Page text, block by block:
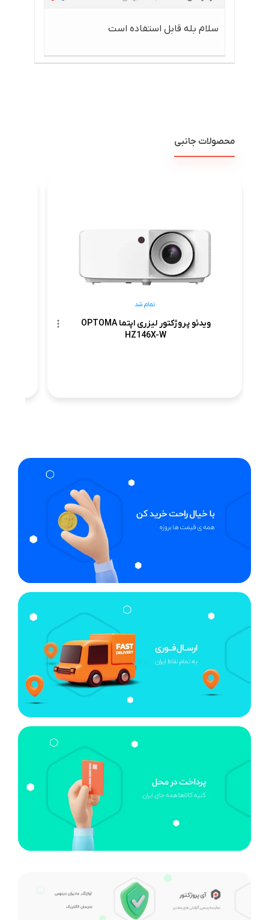
سلام بله قابل استفاده است
محصولات جانبی
ویدئو پروژکتور لیزری اپتما OPTOMA
HZ146X-W
تمام شد